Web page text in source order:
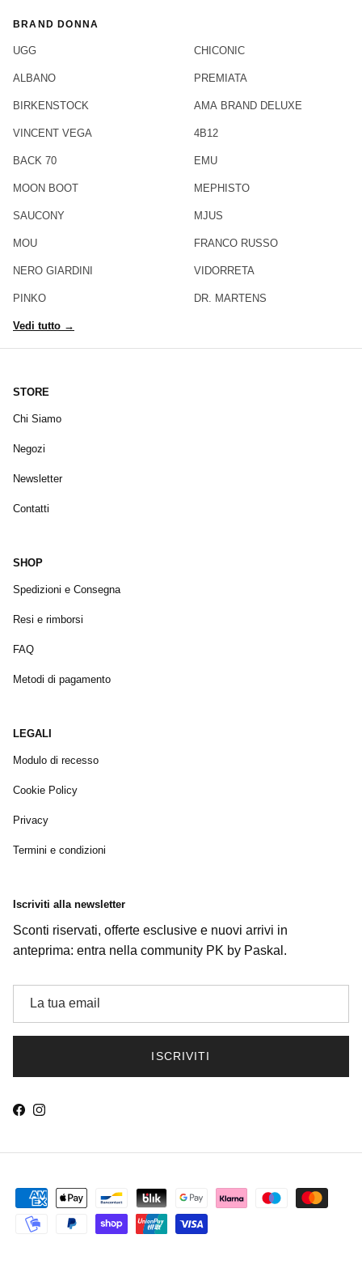
BRAND DONNA
UGG
ALBANO
BIRKENSTOCK
VINCENT VEGA
BACK 70
MOON BOOT
SAUCONY
MOU
NERO GIARDINI
PINKO
CHICONIC
PREMIATA
AMA BRAND DELUXE
4B12
EMU
MEPHISTO
MJUS
FRANCO RUSSO
VIDORRETA
DR. MARTENS
Vedi tutto →
STORE
Chi Siamo
Negozi
Newsletter
Contatti
SHOP
Spedizioni e Consegna
Resi e rimborsi
FAQ
Metodi di pagamento
LEGALI
Modulo di recesso
Cookie Policy
Privacy
Termini e condizioni
Iscriviti alla newsletter
Sconti riservati, offerte esclusive e nuovi arrivi in
anteprima: entra nella community PK by Paskal.
ISCRIVITI
Facebook
Instagram